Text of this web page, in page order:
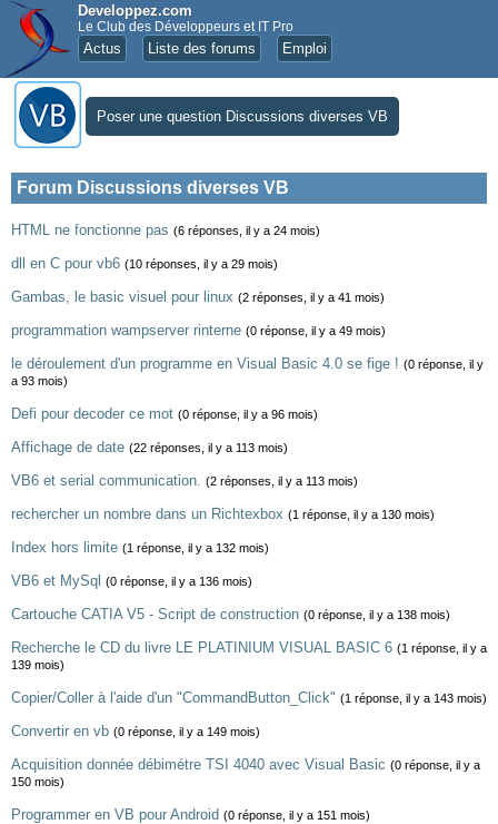
Developpez.com
Le Club des Développeurs et IT Pro
Actus Liste des forums Emploi
Poser une question Discussions diverses VB
Forum Discussions diverses VB
HTML ne fonctionne pas (6 réponses, il y a 24 mois)
dll en C pour vb6 (10 réponses, il y a 29 mois)
Gambas, le basic visuel pour linux (2 réponses, il y a 41 mois)
programmation wampserver rinterne (0 réponse, il y a 49 mois)
le déroulement d'un programme en Visual Basic 4.0 se fige ! (0 réponse, il y
a 93 mois)
Defi pour decoder ce mot (0 réponse, il y a 96 mois)
Affichage de date (22 réponses, il y a 113 mois)
VB6 et serial communication. (2 réponses, il y a 113 mois)
rechercher un nombre dans un Richtexbox (1 réponse, il y a 130 mois)
Index hors limite (1 réponse, il y a 132 mois)
VB6 et MySql (0 réponse, il y a 136 mois)
Cartouche CATIA V5 - Script de construction (0 réponse, il y a 138 mois)
Recherche le CD du livre LE PLATINIUM VISUAL BASIC 6 (1 réponse, il y a
139 mois)
Copier/Coller à l'aide d'un "CommandButton_Click" (1 réponse, il y a 143 mois)
Convertir en vb (0 réponse, il y a 149 mois)
Acquisition donnée débimétre TSI 4040 avec Visual Basic (0 réponse, il y a
150 mois)
Programmer en VB pour Android (0 réponse, il y a 151 mois)